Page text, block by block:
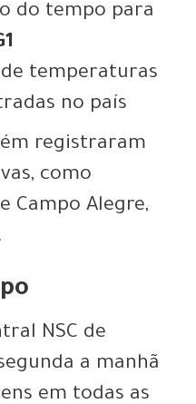
do tempo para
temperaturas
no país
registraram
como
Campo Alegre,
NSC de
a manhã
em todas as